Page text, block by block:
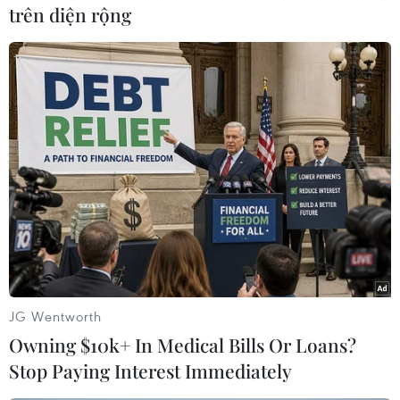
Cũng theo ông Aishah, việc thị trường xe hơi
Malaysia giảm 2% doanh sốtrong năm qua
không đáng lo ngại khi Singapore giảm tới 28%,
Indonesia giảm 20%,Brunei giảm 16% còn Thái
Lan giảm 11%.
Trong khối các nước Đông Nam Á, chỉ có Việt
Nam và Philippines tăng doanh sốbán ôtô trong
năm qua./.
Tùng Lâm (Vietnam+)
trên diện rộng
JG Wentworth
Owning $10k+ In Medical Bills Or Loans?
Stop Paying Interest Immediately